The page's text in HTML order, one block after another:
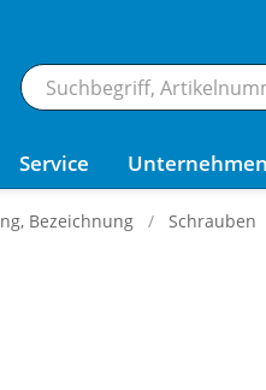
Service Unternehmen
Bezeichnung Schrauben